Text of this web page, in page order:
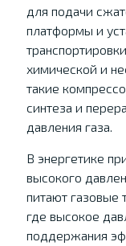
для подачи
платформы и
химической и
такие
синтеза и
давления газа.
В энергетике
высокого
питают газовые
где высокое
поддержания